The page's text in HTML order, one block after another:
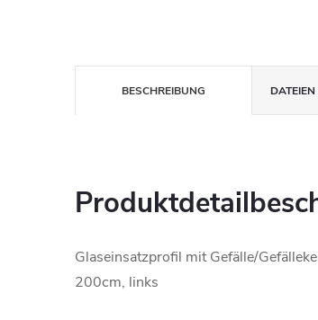
BESCHREIBUNG
Glaseinsatzprofil mit Gefälle/
200cm, links